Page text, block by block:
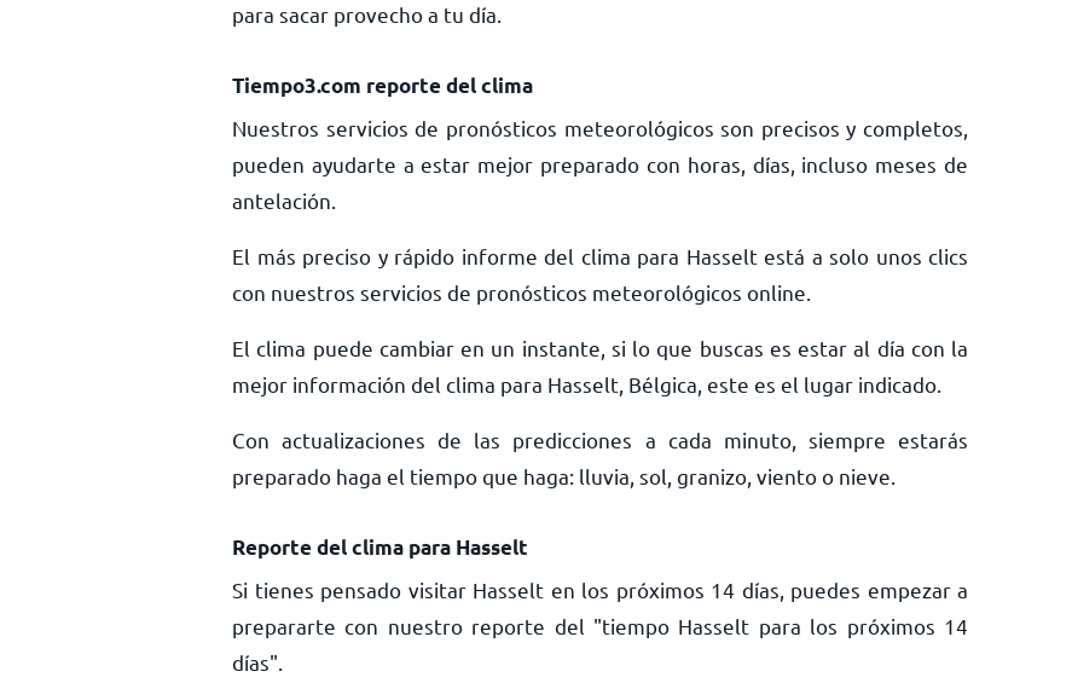
para sacar provecho a tu día.
Tiempo3.com reporte del clima
Nuestros servicios de pronósticos meteorológicos son precisos y completos,
pueden ayudarte a estar mejor preparado con horas, días, incluso meses de
antelación.
El más preciso y rápido informe del clima para Hasselt está a solo unos clics
con nuestros servicios de pronósticos meteorológicos online.
El clima puede cambiar en un instante, si lo que buscas es estar al día con la
mejor información del clima para Hasselt, Bélgica, este es el lugar indicado.
Con actualizaciones de las predicciones a cada minuto, siempre estarás
preparado haga el tiempo que haga: lluvia, sol, granizo, viento o nieve.
Reporte del clima para Hasselt
Si tienes pensado visitar Hasselt en los próximos 14 días, puedes empezar a
prepararte con nuestro reporte del "tiempo Hasselt para los próximos 14
días".